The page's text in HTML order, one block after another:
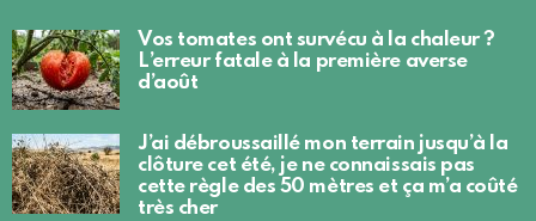
Vos tomates ont survécu à la chaleur ?
L’erreur fatale à la première averse
d’août
J’ai débroussaillé mon terrain jusqu’à la
clôture cet été, je ne connaissais pas
cette règle des 50 mètres et ça m’a coûté
très cher